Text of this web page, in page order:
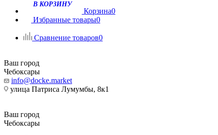
В КОРЗИНУ
Корзина0
Избранные товары0
Сравнение товаров0
Ваш город
Чебоксары
info@docke.market
улица Патриса Лумумбы, 8к1
Ваш город
Чебоксары